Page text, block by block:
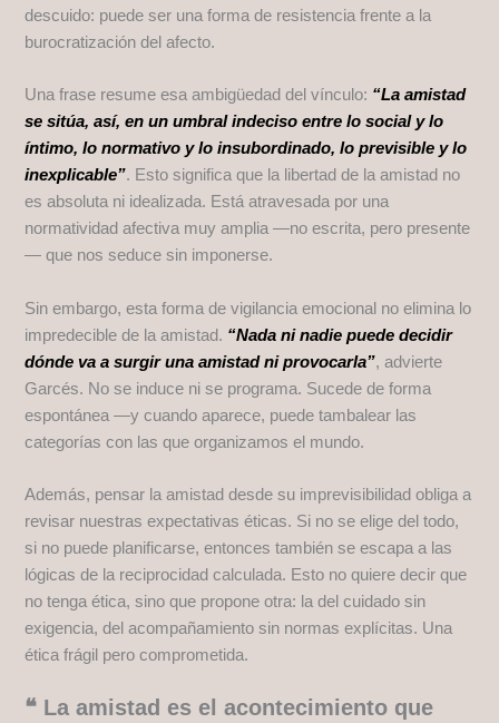
descuido: puede ser una forma de resistencia frente a la
burocratización del afecto.
Una frase resume esa ambigüedad del vínculo: “La amistad
se sitúa, así, en un umbral indeciso entre lo social y lo
íntimo, lo normativo y lo insubordinado, lo previsible y lo
inexplicable”. Esto significa que la libertad de la amistad no
es absoluta ni idealizada. Está atravesada por una
normatividad afectiva muy amplia —no escrita, pero presente
— que nos seduce sin imponerse.
Sin embargo, esta forma de vigilancia emocional no elimina lo
impredecible de la amistad. “Nada ni nadie puede decidir
dónde va a surgir una amistad ni provocarla”, advierte
Garcés. No se induce ni se programa. Sucede de forma
espontánea —y cuando aparece, puede tambalear las
categorías con las que organizamos el mundo.
Además, pensar la amistad desde su imprevisibilidad obliga a
revisar nuestras expectativas éticas. Si no se elige del todo,
si no puede planificarse, entonces también se escapa a las
lógicas de la reciprocidad calculada. Esto no quiere decir que
no tenga ética, sino que propone otra: la del cuidado sin
exigencia, del acompañamiento sin normas explícitas. Una
ética frágil pero comprometida.
❝ La amistad es el acontecimiento que